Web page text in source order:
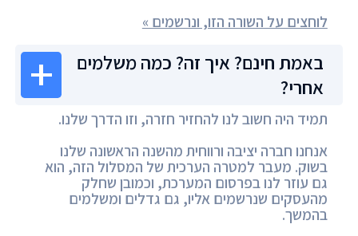
לוחצים על השורה הזו, ונרשמים »
באמת חינם? איך זה? כמה משלמים
אחרי?
תמיד היה חשוב לנו להחזיר חזרה, וזו הדרך שלנו.
אנחנו חברה יציבה ורווחית מהשנה הראשונה שלנו
בשוק. מעבר למטרה הערכית של המסלול הזה, הוא
גם עוזר לנו בפרסום המערכת, וכמובן שחלק
מהעסקים שנרשמים אליו, גם גדלים ומשלמים
בהמשך.